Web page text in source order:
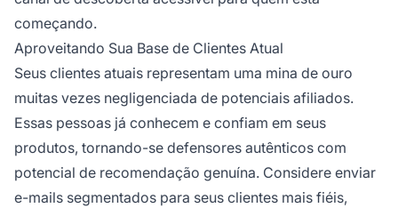
começando.
Aproveitando Sua Base de Clientes Atual
Seus clientes atuais representam uma mina de ouro
muitas vezes negligenciada de potenciais afiliados.
Essas pessoas já conhecem e confiam em seus
produtos, tornando-se defensores autênticos com
potencial de recomendação genuína. Considere enviar
e-mails segmentados para seus clientes mais fiéis,